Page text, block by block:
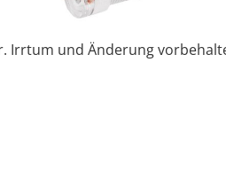
Irrtum und Änderung